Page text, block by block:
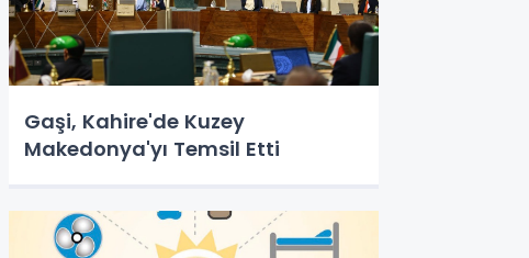
Gaşi, Kahire'de Kuzey
Makedonya'yı Temsil Etti